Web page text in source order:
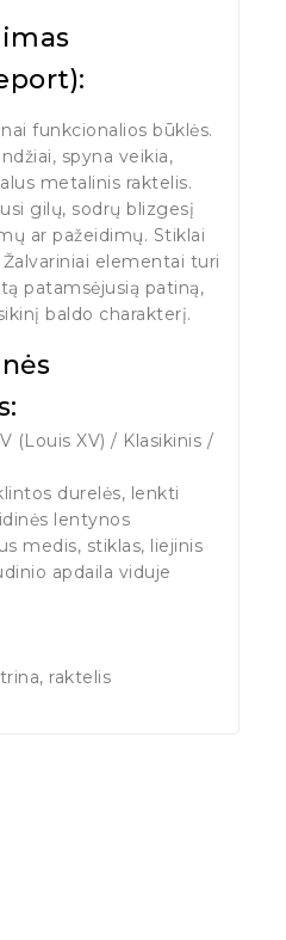
funkcionalios būklės.
spyna veikia,
metalinis raktelis.
gilų, sodrų blizgesį
ar pažeidimų. Stiklai
elementai turi
patamsėjusią patiną,
baldo charakterį.
(Louis XV) / Klasikinis /
durelės, lenkti
lentynos
medis, stiklas, liejinis
apdaila viduje
raktelis